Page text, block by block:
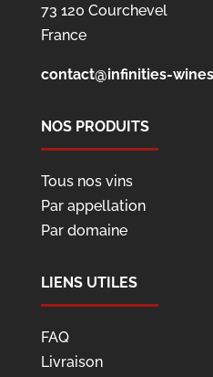
73 120 Courchevel
France
contact@infinities-
NOS PRODUITS
Tous nos vins
Par appellation
Par domaine
LIENS UTILES
FAQ
Livraison